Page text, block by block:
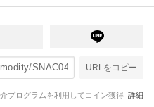
URLをコピー
プログラムを利用してコイン獲得 詳細